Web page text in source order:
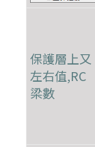
保護層上又
左右值,RC
梁數